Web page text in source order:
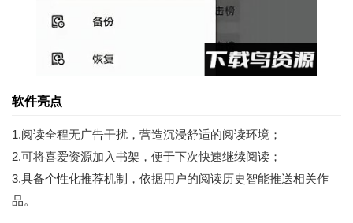
软件亮点
1.阅读全程无广告干扰，营造沉浸舒适的阅读环境；
2.可将喜爱资源加入书架，便于下次快速继续阅读；
3.具备个性化推荐机制，依据用户的阅读历史智能推送相关作
品。